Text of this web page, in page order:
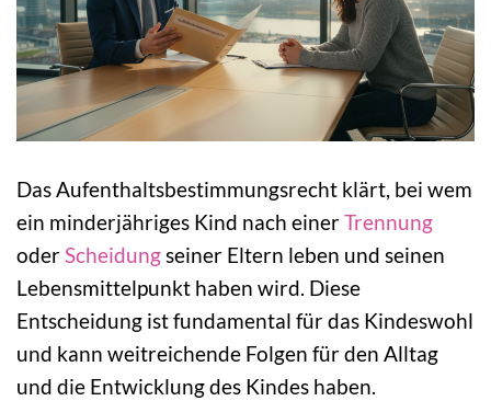
Das Aufenthaltsbestimmungsrecht klärt, bei wem
ein minderjähriges Kind nach einerTrennung
oderScheidungseiner Eltern leben und seinen
Lebensmittelpunkt haben wird. Diese
Entscheidung ist fundamental für das Kindeswohl
und kann weitreichende Folgen für den Alltag
und die Entwicklung des Kindes haben.